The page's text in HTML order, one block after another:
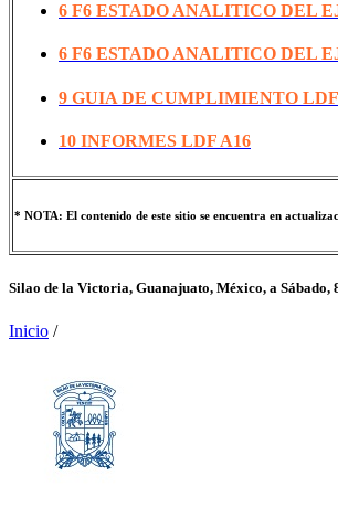
6 F6 ESTADO ANALITICO DEL
6 F6 ESTADO ANALITICO DEL
9 GUIA DE CUMPLIMIENTO
10 INFORMES LDF A16
* NOTA: El contenido de este sitio se encuentra en
Silao de la Victoria, Guanajuato, México, a Sábado,
Inicio /